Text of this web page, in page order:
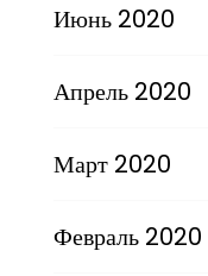
Июнь 2020
Апрель 2020
Март 2020
Февраль 2020